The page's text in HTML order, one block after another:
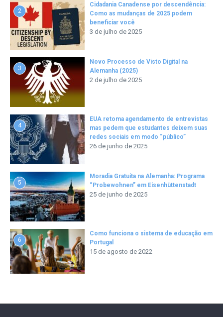
2
Cidadania Canadense por descendência:
Como as mudanças de 2025 podem
beneficiar você
3 de julho de 2025
3
Novo Processo de Visto Digital na
Alemanha (2025)
2 de julho de 2025
4
EUA retoma agendamento de entrevistas
mas pedem que estudantes deixem suas
redes sociais em modo “público”
26 de junho de 2025
5
Moradia Gratuita na Alemanha: Programa
“Probewohnen” em Eisenhüttenstadt
25 de junho de 2025
6
Como funciona o sistema de educação em
Portugal
15 de agosto de 2022